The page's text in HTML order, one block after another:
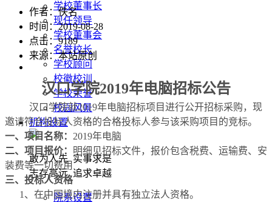
学校董事长
现任领导
学校董事会
名誉校长
学校顾问
校徽校训
学校荣誉
校园风景
机构设置
敢为人先 实事求是
志存高远 追求卓越
院系设置
作者：佚名
时间：2019-08-28
点击：9189
来源：本站原创
汉口学院2019年电脑招标公告
汉口学院就2019年电脑招标项目进行公开招标采购，现
邀请符合投标人资格的合格投标人参与该采购项目的竞标。
一、项目名称： 2019年电脑
二、 项目报价： 明细见招标文件，报价包含税费、运输费、安
装费等一切费用
三、投标人资格
1、在中国境内注册并具有独立法人资格。